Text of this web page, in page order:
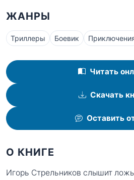
ЖАНРЫ
Триллеры Боевик
Читать
Скачать
Оставить
О КНИГЕ
Игорь Стрельников слышит